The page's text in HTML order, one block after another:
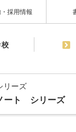
採用情報
リーズ
ート シリーズ